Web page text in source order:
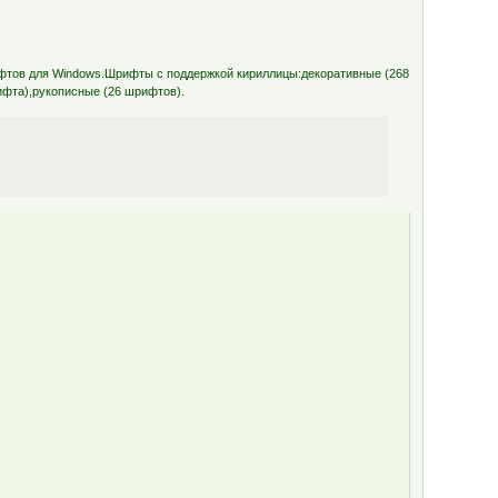
для Windows.Шрифты с поддержкой кириллицы:декоративные (268
(26 шрифтов).